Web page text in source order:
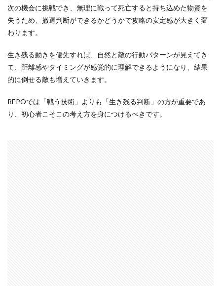
次の機会に挑戦でき、無理に戦って死亡すると持ち込めた物資を
失うため、撤退判断ができるかどうかで攻略の安定感が大きく変
わります。
生き残る動きを優先すれば、自然と敵の行動パターンが見えてき
て、距離感やタイミングが感覚的に理解できるようになり、結果
的に倒せる敵も増えていきます。
REPOでは「戦う技術」よりも「生き残る判断」の方が重要であ
り、初心者こそこの考え方を身につけるべきです。